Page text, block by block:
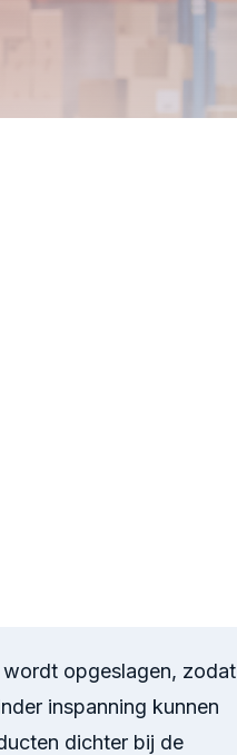
opgeslagen, zodat
inspanning kunnen
dichter bij de